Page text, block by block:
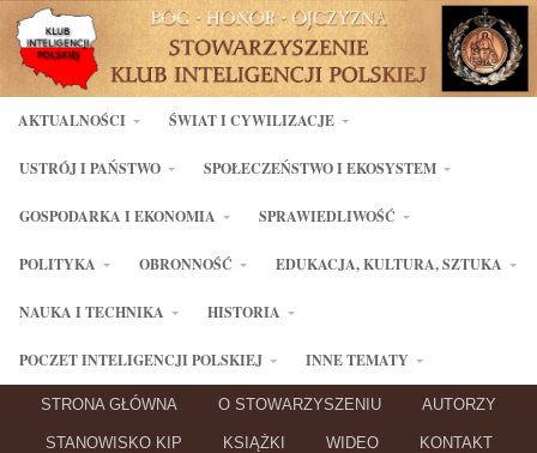
AKTUALNOŚCI ŚWIAT I CYWILIZACJE
USTRÓJ I PAŃSTWO SPOŁECZEŃSTWO I EKOSYSTEM
GOSPODARKA I EKONOMIA SPRAWIEDLIWOŚĆ
POLITYKA OBRONNOŚĆ EDUKACJA, KULTURA, SZTUKA
NAUKA I TECHNIKA HISTORIA
POCZET INTELIGENCJI POLSKIEJ INNE TEMATY
STRONA GŁÓWNA O STOWARZYSZENIU AUTORZY
STANOWISKO KIP KSIĄŻKI WIDEO KONTAKT